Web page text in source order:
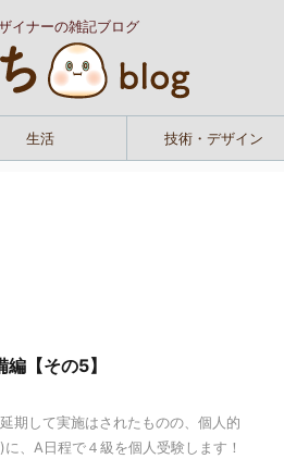
イナーの雑記ブログ
生活 技術・デザイン
【その5】
期して実施はされたものの、個人的
、A日程で４級を個人受験します！